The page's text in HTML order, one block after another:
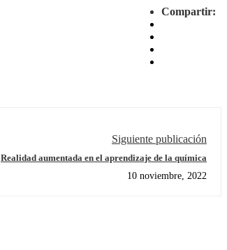
Compartir:
Siguiente publicación
Realidad aumentada en el aprendizaje de la química
10 noviembre, 2022